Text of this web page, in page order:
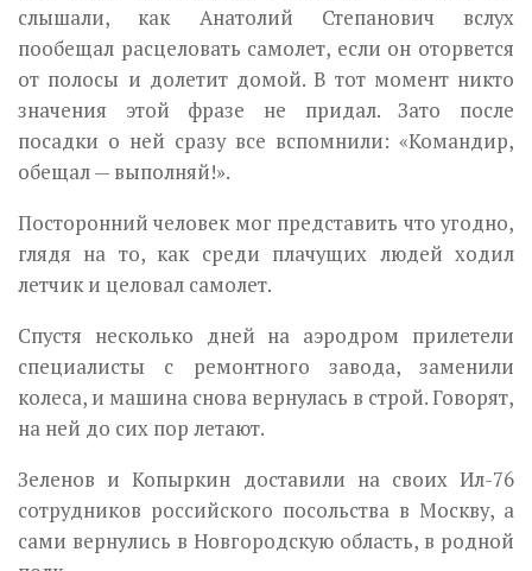
слышали, как Анатолий Степанович вслух
пообещал расцеловать самолет, если он оторвется
от полосы и долетит домой. В тот момент никто
значения этой фразе не придал. Зато после
посадки о ней сразу все вспомнили: «Командир,
обещал — выполняй!».
Посторонний человек мог представить что угодно,
глядя на то, как среди плачущих людей ходил
летчик и целовал самолет.
Спустя несколько дней на аэродром прилетели
специалисты с ремонтного завода, заменили
колеса, и машина снова вернулась в строй. Говорят,
на ней до сих пор летают.
Зеленов и Копыркин доставили на своих Ил-76
сотрудников российского посольства в Москву, а
сами вернулись в Новгородскую область, в родной